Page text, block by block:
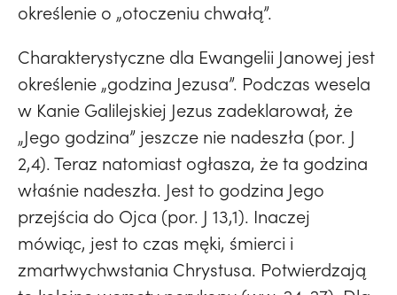
określenie o „otoczeniu chwałą”.
Charakterystyczne dla Ewangelii Janowej jest
określenie „godzina Jezusa”. Podczas wesela
w Kanie Galilejskiej Jezus zadeklarował, że
„Jego godzina” jeszcze nie nadeszła (por. J
2,4). Teraz natomiast ogłasza, że ta godzina
właśnie nadeszła. Jest to godzina Jego
przejścia do Ojca (por. J 13,1). Inaczej
mówiąc, jest to czas męki, śmierci i
zmartwychwstania Chrystusa. Potwierdzają